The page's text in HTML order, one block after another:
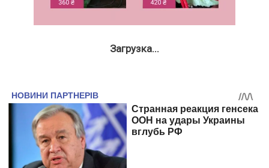
Загрузка...